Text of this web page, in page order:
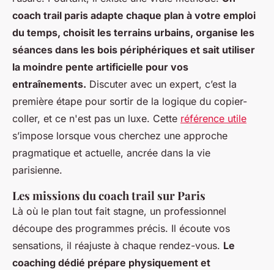
coach trail paris adapte chaque plan à votre emploi
du temps, choisit les terrains urbains, organise les
séances dans les bois périphériques et sait utiliser
la moindre pente artificielle pour vos
entraînements. Discuter avec un expert, c’est la
première étape pour sortir de la logique du copier-
coller, et ce n'est pas un luxe. Cette référence utile
s’impose lorsque vous cherchez une approche
pragmatique et actuelle, ancrée dans la vie
parisienne.
Les missions du coach trail sur Paris
Là où le plan tout fait stagne, un professionnel
découpe des programmes précis. Il écoute vos
sensations, il réajuste à chaque rendez-vous. Le
coaching dédié prépare physiquement et